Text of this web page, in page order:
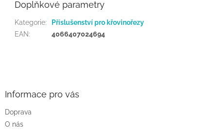
Doplňkové parametry
Kategorie:
Příslušenství pro křovinořezy
EAN: 4066407024694
Informace pro vás
Doprava
O nás